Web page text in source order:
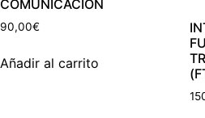
COMUNICACIÓN
90,00€
Añadir al carrito